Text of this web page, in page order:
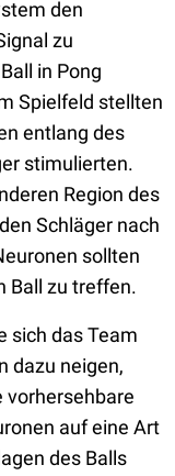
den
zu
in Pong
Spielfeld stellten
entlang des
stimulierten.
Region des
Schläger nach
sollten
Ball zu treffen.
sich das Team
dazu neigen,
vorhersehbare
auf eine Art
des Balls